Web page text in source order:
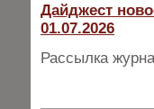
Дайджест
01.07.2026
Рассылка